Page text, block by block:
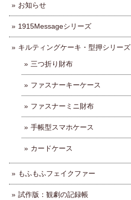
お知らせ
1915Messageシリーズ
キルティングケーキ・型押シリーズ
三つ折り財布
ファスナーキーケース
ファスナーミニ財布
手帳型スマホケース
カードケース
もふもふフェイクファー
試作版：観劇の記録帳